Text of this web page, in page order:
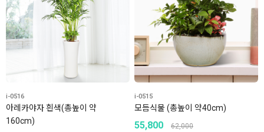
i-0516
아레카야자 흰색(총높이 약
160cm)
i-0515
모듬식물 (총높이 약40cm)
55,800 62,000